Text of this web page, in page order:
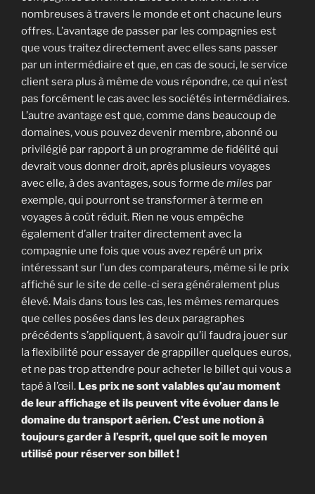
nombreuses à travers le monde et ont chacune leurs
offres. L’avantage de passer par les compagnies est
que vous traitez directement avec elles sans passer
par un intermédiaire et que, en cas de souci, le service
client sera plus à même de vous répondre, ce qui n’est
pas forcément le cas avec les sociétés intermédiaires.
L’autre avantage est que, comme dans beaucoup de
domaines, vous pouvez devenir membre, abonné ou
privilégié par rapport à un programme de fidélité qui
devrait vous donner droit, après plusieurs voyages
avec elle, à des avantages, sous forme de miles par
exemple, qui pourront se transformer à terme en
voyages à coût réduit. Rien ne vous empêche
également d’aller traiter directement avec la
compagnie une fois que vous avez repéré un prix
intéressant sur l’un des comparateurs, même si le prix
affiché sur le site de celle-ci sera généralement plus
élevé. Mais dans tous les cas, les mêmes remarques
que celles posées dans les deux paragraphes
précédents s’appliquent, à savoir qu’il faudra jouer sur
la flexibilité pour essayer de grappiller quelques euros,
et ne pas trop attendre pour acheter le billet qui vous a
tapé à l’œil. Les prix ne sont valables qu’au moment
de leur affichage et ils peuvent vite évoluer dans le
domaine du transport aérien. C’est une notion à
toujours garder à l’esprit, quel que soit le moyen
utilisé pour réserver son billet !